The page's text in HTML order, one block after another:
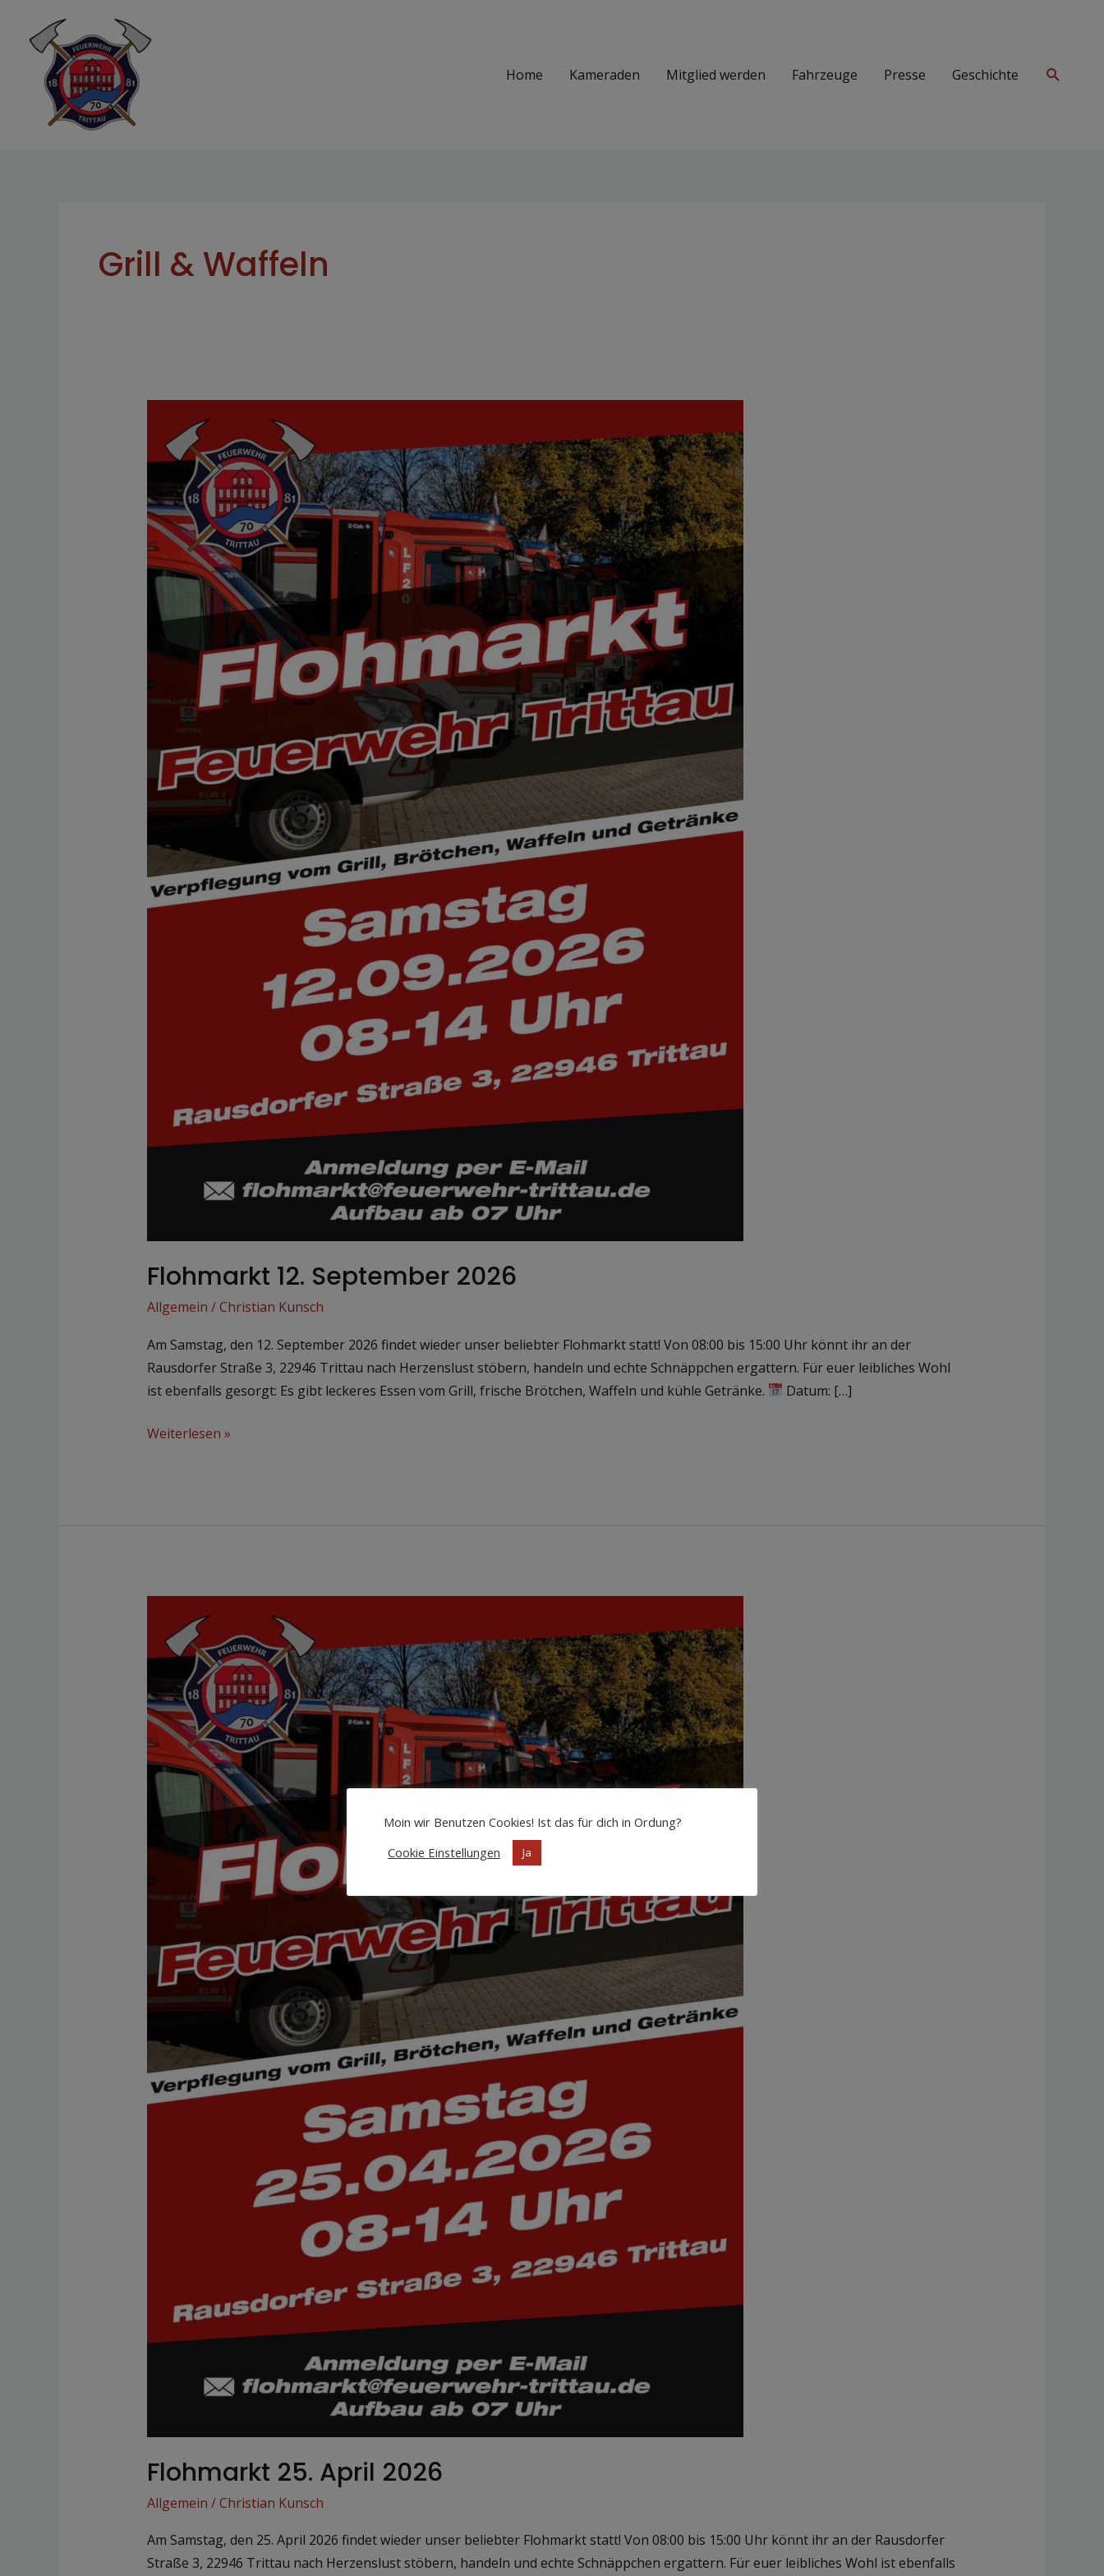
Inhalt
springen
Home
Kameraden Mitglied werden Fahrzeuge Presse Geschichte Suchen
Grill & Waffeln
Flohmarkt 12. September 2026
Allgemein /Christian Kunsch
Am Samstag, den 12. September 2026 findet wieder unser beliebter Flohmarkt statt! Von 08:00 bis 15:00 Uhr könnt ihr an der
Rausdorfer Straße 3, 22946 Trittau nach Herzenslust stöbern, handeln und echte Schnäppchen ergattern. Für euer leibliches Wohl
ist ebenfalls gesorgt: Es gibt leckeres Essen vom Grill, frische Brötchen, Waffeln und kühle Getränke.
Datum: […]
September
Weiterlesen »
Flohmarkt 25. April 2026
Allgemein /Christian Kunsch
Am Samstag, den 25. April 2026 findet wieder unser beliebter Flohmarkt statt! Von 08:00 bis 15:00 Uhr könnt ihr an der Rausdorfer
Straße 3, 22946 Trittau nach Herzenslust stöbern, handeln und echte Schnäppchen ergattern. Für euer leibliches Wohl ist ebenfalls
April
Moin wir Benutzen Cookies! Ist das für dich in Ordung?
Cookie Einstellungen
Ja